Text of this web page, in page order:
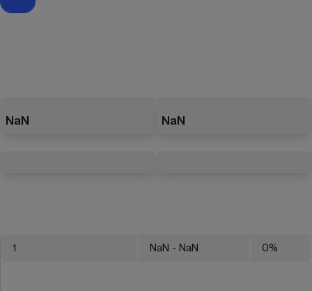
NaN NaN
1 NaN - NaN 0%